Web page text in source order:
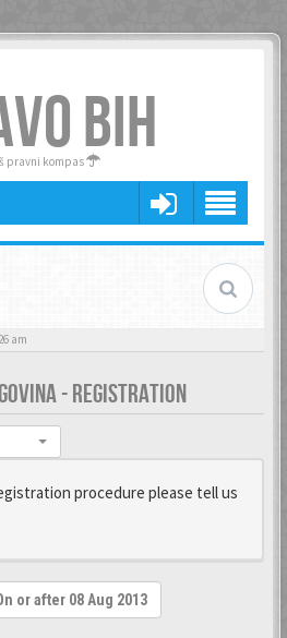
BIH
pravni kompas
am
- REGISTRATION
procedure please tell us